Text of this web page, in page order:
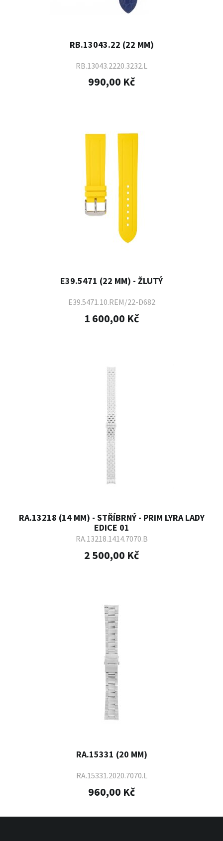
RB.13043.22 (22 MM)
RB.13043.2220.3232.L
990,00 Kč
E39.5471 (22 MM) - ŽLUTÝ
E39.5471.10.REM/22-D682
1 600,00 Kč
RA.13218 (14 MM) - STŘÍBRNÝ - PRIM LYRA LADY
EDICE 01
RA.13218.1414.7070.B
2 500,00 Kč
RA.15331 (20 MM)
RA.15331.2020.7070.L
960,00 Kč